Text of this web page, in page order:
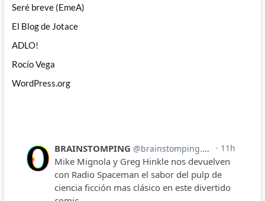
Seré breve (EmeA)
El Blog de Jotace
ADLO!
Rocío Vega
WordPress.org